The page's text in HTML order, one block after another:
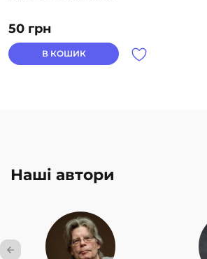
50 грн
В КОШИК
Наші автори